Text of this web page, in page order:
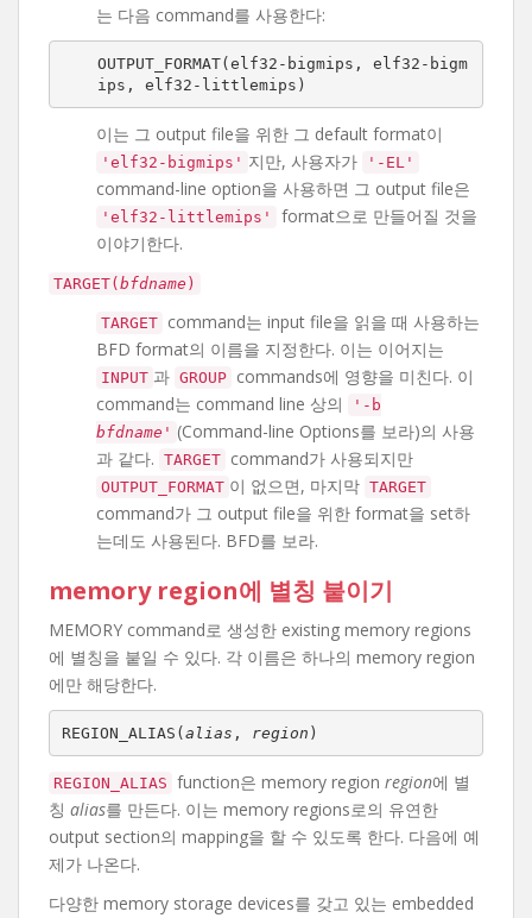
는 다음 command를 사용한다:
OUTPUT_FORMAT(elf32-bigmips, elf32-bigm
ips, elf32-littlemips)
이는 그 output file을 위한 그 default format이
'elf32-bigmips' 지만, 사용자가 '-EL'
command-line option을 사용하면 그 output file은
'elf32-littlemips'
format으로 만들어질 것을
이야기한다.
TARGET( bfdname )
TARGET command는 input file을 읽을 때 사용하는
BFD format의 이름을 지정한다. 이는 이어지는
INPUT 과 GROUP commands에 영향을 미친다. 이
command는 command line 상의
'-b
bfdname ' (Command-line Options를 보라)의 사용
과 같다. TARGET command가 사용되지만
OUTPUT_FORMAT 이 없으면, 마지막 TARGET
command가 그 output file을 위한 format을 set하
는데도 사용된다. BFD를 보라.
memory region에 별칭 붙이기
MEMORY command로 생성한 existing memory regions
에 별칭을 붙일 수 있다. 각 이름은 하나의 memory region
에만 해당한다.
REGION_ALIAS(alias , region )
REGION_ALIAS function은 memory region region에 별
칭 alias를 만든다. 이는 memory regions로의 유연한
output section의 mapping을 할 수 있도록 한다. 다음에 예
제가 나온다.
다양한 memory storage devices를 갖고 있는 embedded